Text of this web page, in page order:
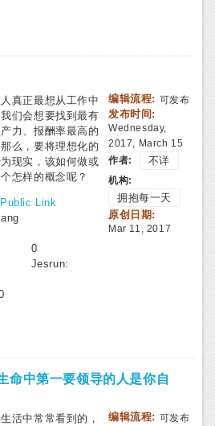
真正最想从工作中
们会想要找到最有
力、报酬率最高的
么，要将理想化的
现实，该如何做或
怎样的概念呢？
Public Link
Jesrun:
0
编辑流程: 可发布
发布时间:
Wednesday,
2017, March 15
作者:
不详
机构:
拥抱每一天
原创日期:
Mar 11, 2017
命中第一要领导的人是你自
活中常常看到的，
编辑流程: 可发布